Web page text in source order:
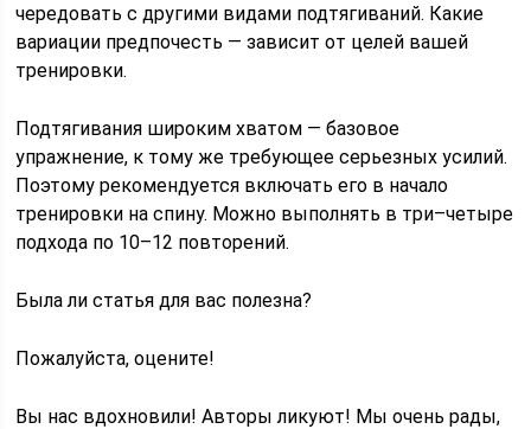
чередовать с другими видами подтягиваний. Какие
вариации предпочесть — зависит от целей вашей
тренировки.
Подтягивания широким хватом — базовое
упражнение, к тому же требующее серьезных усилий.
Поэтому рекомендуется включать его в начало
тренировки на спину. Можно выполнять в три–четыре
подхода по 10–12 повторений.
Была ли статья для вас полезна?
Пожалуйста, оцените!
Вы нас вдохновили! Авторы ликуют! Мы очень рады,